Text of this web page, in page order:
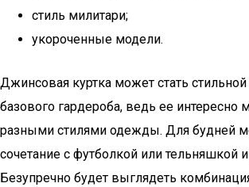
стиль милитари;
укороченные модели.
Джинсовая куртка может стать
базового гардероба, ведь ее интересно
разными стилями одежды. Для будней
сочетание с футболкой или тельняшкой
Безупречно будет выглядеть